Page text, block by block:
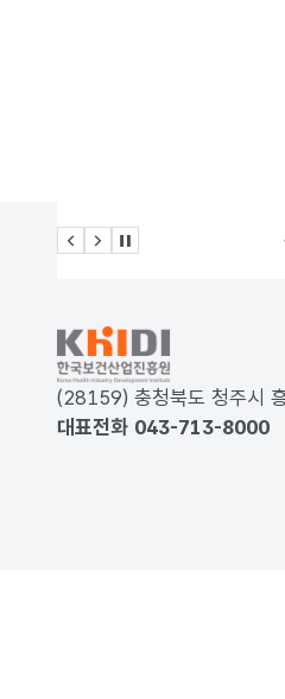
이전 슬라이드
다음 슬라이드
관련사이트 자동재
KRDS - Korea Design
(28159) 충청북도 청주시
대표전화 043-713-8000